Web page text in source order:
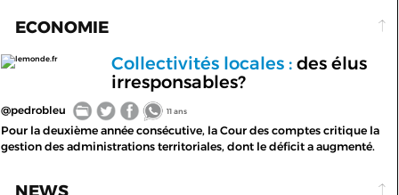
ECONOMIE
lemonde.fr Collectivités locales :des élus
irresponsables?
@pedrobleu 11 ans
Pour la deuxième année consécutive, la Cour des comptes critique la
gestion des administrations territoriales, dont le déficit a augmenté.
NEWS